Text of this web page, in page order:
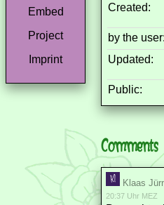
Embed
Project
Imprint
Created:
by the user:
Updated:
Public:
Comments
Klaas
20:37 Uhr MEZ